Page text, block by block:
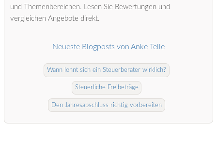
und Themenbereichen. Lesen Sie Bewertungen und
vergleichen Angebote direkt.
Neueste Blogposts von Anke Telle
Wann lohnt sich ein Steuerberater wirklich?
Steuerliche Freibeträge
Den Jahresabschluss richtig vorbereiten